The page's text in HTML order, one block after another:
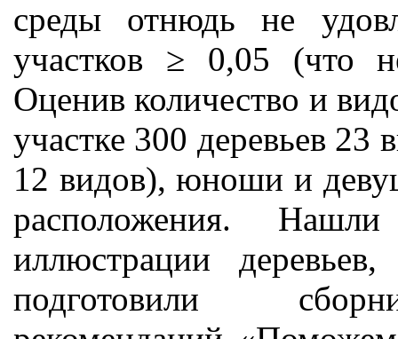
среды отнюдь не
участков ≥ 0,05 (что
Оценив количество и
участке 300 деревьев 23
12 видов), юноши и
расположения.
иллюстрации
подготовили